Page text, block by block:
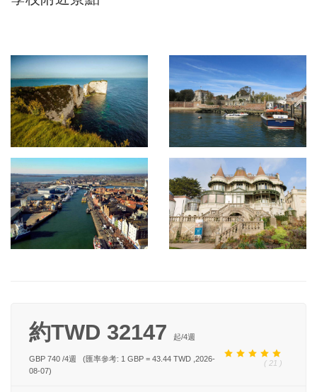
約TWD 32147 起/4週
GBP 740 /4週 ( 21 )
(匯率參考: 1 GBP = 43.44 TWD ,2026-
08-07)